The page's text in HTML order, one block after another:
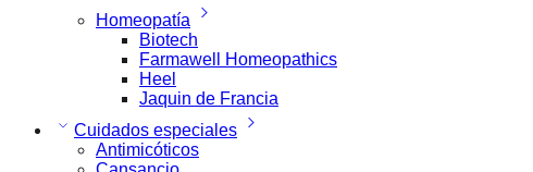
Homeopatía
Biotech
Farmawell Homeopathics
Heel
Jaquin de Francia
Cuidados especiales
Antimicóticos